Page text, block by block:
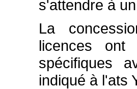
s'attendre à
La
licences
spécifiques
indiqué à l'ats